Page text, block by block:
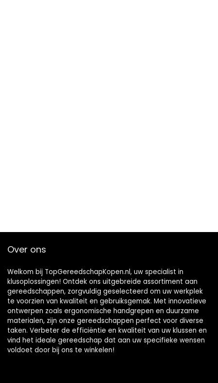
Over ons
Welkom bij TopGereedschapKopen.nl, uw specialist in
klusoplossingen! Ontdek ons uitgebreide assortiment aan
gereedschappen, zorgvuldig geselecteerd om uw werkplek
te voorzien van kwaliteit en gebruiksgemak. Met innovatieve
ontwerpen zoals ergonomische handgrepen en duurzame
materialen, zijn onze gereedschappen perfect voor diverse
taken. Verbeter de efficiëntie en kwaliteit van uw klussen en
vind het ideale gereedschap dat aan uw specifieke wensen
voldoet door bij ons te winkelen!